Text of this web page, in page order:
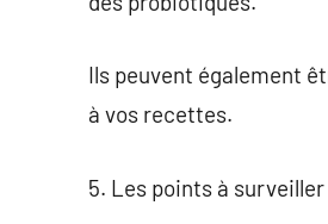
Ils peuvent également
à vos recettes.
5. Les points à